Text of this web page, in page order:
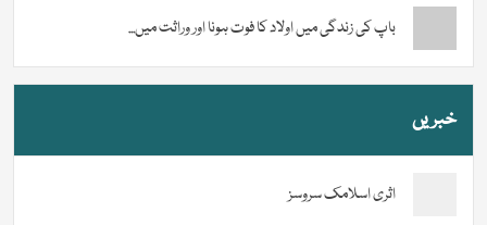
باپ کی زندگی میں اولاد کا فوت ہونا اور وراثت میں...
خبریں
اثری اسلامک سروسز